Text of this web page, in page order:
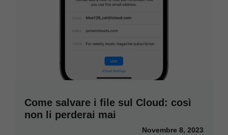
Come salvare i file sul Cloud: così
non li perderai mai
Novembre 8, 2023